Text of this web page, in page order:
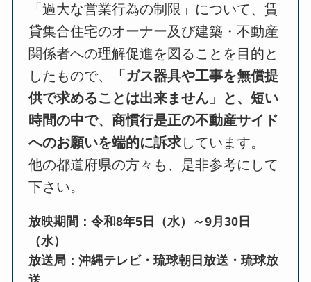
「過大な営業行為の制限」について、賃
貸集合住宅のオーナー及び建築・不動産
関係者への理解促進を図ることを目的と
したもので、
「ガス器具や工事を無償提
供で求めることは出来ません」と、短い
時間の中で、商慣行是正の不動産サイド
へのお願いを端的に訴求しています。
他の都道府県の方々も、是非参考にして
下さい。
放映期間：令和8年5日（水）～9月30日
（水）
放送局：沖縄テレビ・琉球朝日放送・琉球放